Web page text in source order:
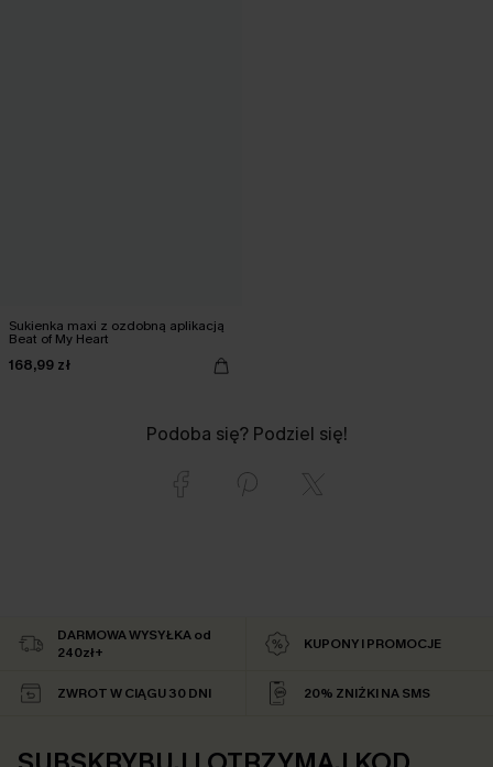
Sukienka maxi z ozdobną aplikacją
Beat of My Heart
168,99 zł
Podoba się? Podziel się!
DARMOWA WYSYŁKA od
240zł+
KUPONY I PROMOCJE
ZWROT W CIĄGU 30 DNI 20% ZNIŻKI NA SMS